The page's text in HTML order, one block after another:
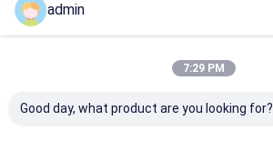
admin
7:29 PM
Good day, what product are you looking for?